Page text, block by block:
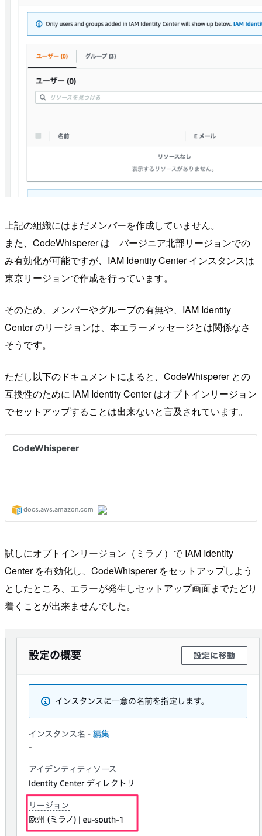
上記の組織にはまだメンバーを作成していません。
また、CodeWhisperer は バージニア北部リージョンでの
み有効化が可能ですが、IAM Identity Center インスタンスは
東京リージョンで作成を行っています。
そのため、メンバーやグループの有無や、IAM Identity
Center のリージョンは、本エラーメッセージとは関係なさ
そうです。
ただし以下のドキュメントによると、CodeWhisperer との
互換性のために IAM Identity Center はオプトインリージョン
でセットアップすることは出来ないと言及されています。
試しにオプトインリージョン（ミラノ）で IAM Identity
Center を有効化し、CodeWhisperer をセットアップしよう
としたところ、エラーが発生しセットアップ画面までたどり
着くことが出来ませんでした。